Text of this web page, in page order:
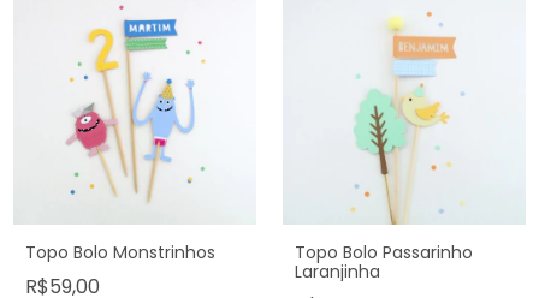
Topo Bolo Monstrinhos
R$59,00
Topo Bolo Passarinho
Laranjinha